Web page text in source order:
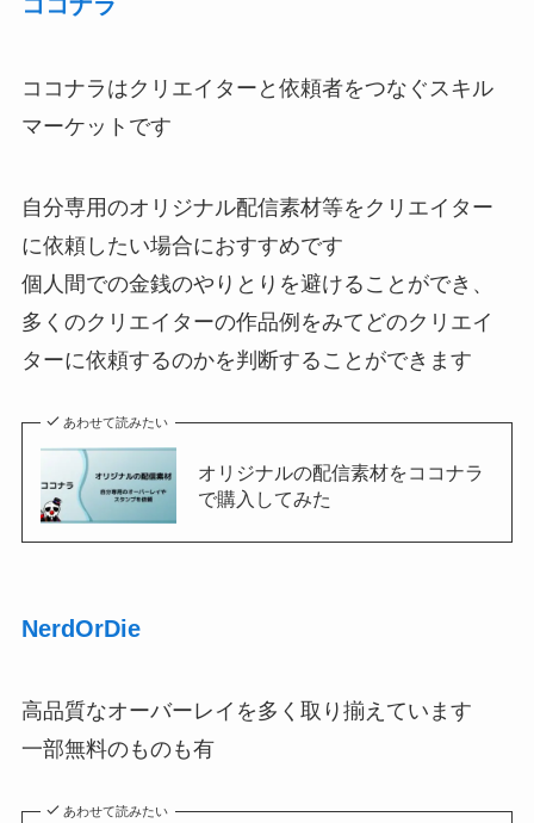
ココナラ
ココナラはクリエイターと依頼者をつなぐスキル
マーケットです
自分専用のオリジナル配信素材等をクリエイター
に依頼したい場合におすすめです
個人間での金銭のやりとりを避けることができ、
多くのクリエイターの作品例をみてどのクリエイ
ターに依頼するのかを判断することができます
あわせて読みたい
オリジナルの配信素材をココナラ
で購入してみた
NerdOrDie
高品質なオーバーレイを多く取り揃えています
一部無料のものも有
あわせて読みたい